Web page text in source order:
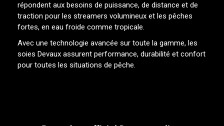
répondent aux besoins de puissance, de distance et de
traction pour les streamers volumineux et les pêches
fortes, en eau froide comme tropicale.
Avec une technologie avancée sur toute la gamme, les
soies Devaux assurent performance, durabilité et confort
pour toutes les situations de pêche.